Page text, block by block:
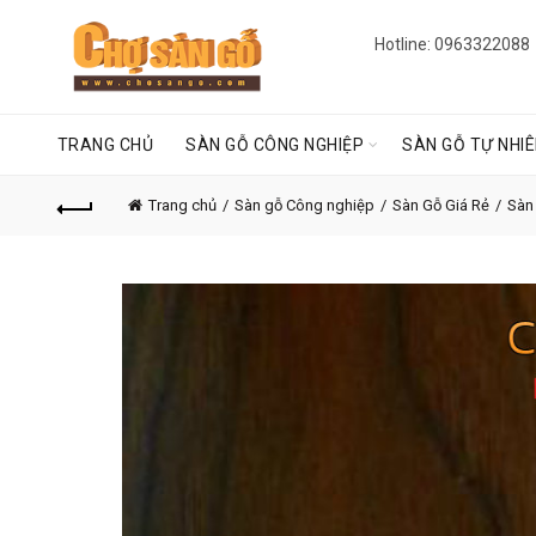
Hotline: 0963322088
TRANG CHỦ SÀN GỖ CÔNG NGHIỆP SÀN GỖ TỰ
Trang chủ Sàn gỗ Công nghiệp Sàn Gỗ Giá Rẻ